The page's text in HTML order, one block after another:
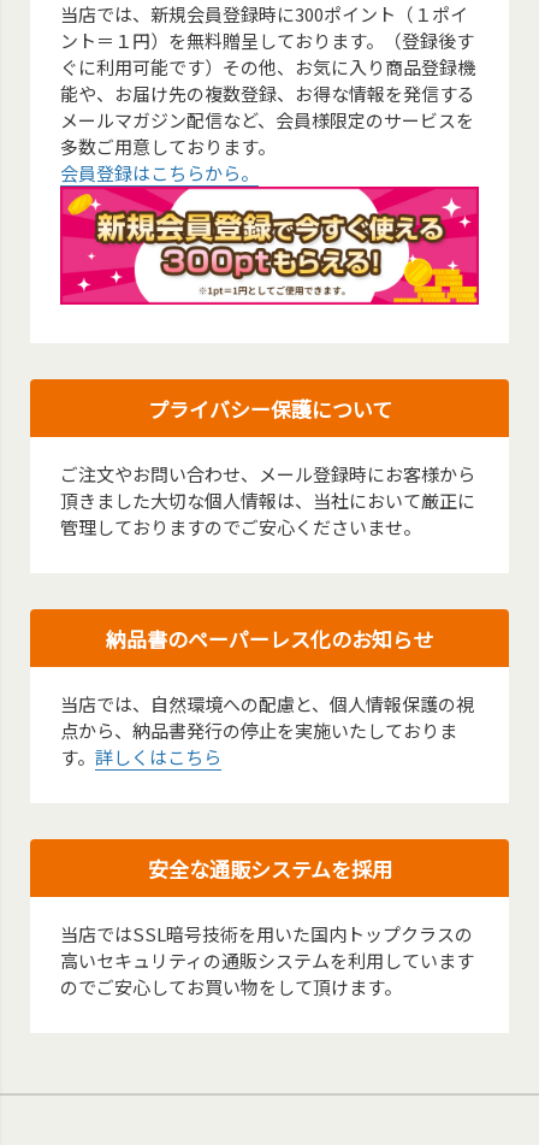
当店では、新規会員登録時に300ポイント（１ポイ
ント＝１円）を無料贈呈しております。（登録後す
ぐに利用可能です）その他、お気に入り商品登録機
能や、お届け先の複数登録、お得な情報を発信する
メールマガジン配信など、会員様限定のサービスを
多数ご用意しております。
会員登録はこちらから。
プライバシー保護について
ご注文やお問い合わせ、メール登録時にお客様から
頂きました大切な個人情報は、当社において厳正に
管理しておりますのでご安心くださいませ。
納品書のペーパーレス化のお知らせ
当店では、自然環境への配慮と、個人情報保護の視
点から、納品書発行の停止を実施いたしておりま
す。詳しくはこちら
安全な通販システムを採用
当店ではSSL暗号技術を用いた国内トップクラスの
高いセキュリティの通販システムを利用しています
のでご安心してお買い物をして頂けます。